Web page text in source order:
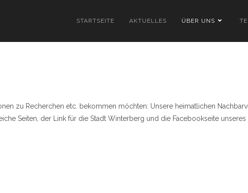
STARTSEITE AKTUELLES ÜBER UNS
zu Recherchen etc. bekommen möchten: Unsere heimatlichen
Seiten, der Link für die Stadt Winterberg und die Facebookseite unseres